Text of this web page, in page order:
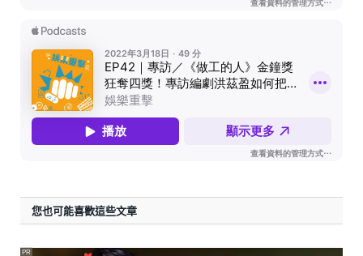
您也可能喜歡這些文章
PR